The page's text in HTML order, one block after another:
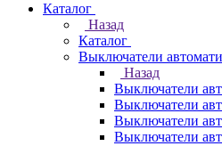
Каталог
Назад
Каталог
Выключатели
Назад
Выключатели
Выключатели
Выключатели
Выключатели